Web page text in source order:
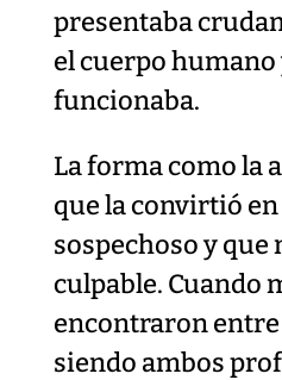
presentaba
el cuerpo humano
funcionaba.
La forma como la
que la convirtió en
sospechoso y
culpable. Cuando
encontraron
siendo ambos